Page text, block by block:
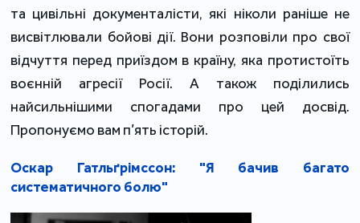
та цивільні документалісти, які ніколи раніше не
висвітлювали бойові дії. Вони розповіли про свої
відчуття перед приїздом в країну, яка протистоїть
воєнній агресії Росії. А також поділились
найсильнішими спогадами про цей досвід.
Пропонуємо вам п’ять історій.
Оскар Гатльґрімссон: "Я бачив багато
систематичного болю"